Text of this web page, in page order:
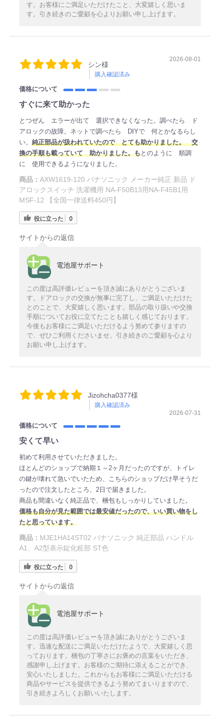
す。お客様にご満足いただけたこと、大変嬉しく思いま
す。引き続きのご愛顧を心よりお願い申し上げます。
シン様
購入確認済み
2026-08-01
価格について
すぐに来て助かった
とつぜん エラーが出て 選択できなくなった。調べたら ド
アロックの故障。ネットで調べたら DIYで 何とかなるらし
い。 純正部品が扱われていたので とても助かりました。 交
換の手順も載っていて 助かりました。もとのように 順調
に 使用できるようになりました。
商品： AXW1619-120 パナソニック メーカー純正 新品 ド
アロックスイッチ 洗濯機用 NA-F50B13用NA-F45B1用
MSF-12 【全国一律送料450円】
役に立った 0
サイトからの返信
電池屋サポート
この度は高評価レビューを頂き誠にありがとうございま
す。ドアロックの交換が無事に完了し、ご満足いただけた
とのことで、大変嬉しく思います。部品の取り扱いや交換
手順についてお役に立てたことも嬉しく感じております。
今後もお客様にご満足いただけるよう努めて参りますの
で、ぜひご利用くださいませ。引き続きのご愛顧を心より
お願い申し上げます。
Jizohcha0377様
購入確認済み
2026-07-31
価格について
安くて早い
初めて利用させていただきました。
ほとんどのショップで納期１～2ヶ月だったのですが、トイレ
の鍵が壊れて急いでいたため、こちらのショップだけ早そうだ
ったので注文したところ、2日で届きました。
商品も間違いなく純正品で、梱包もしっかりしていました。
価格も自分が見た範囲では最安値だったので、いい買い物をし
たと思っています。
商品： MJE1HA14ST02 パナソニック 純正部品 ハンドル
A1、A2型表示錠化粧部 ST色
役に立った 0
サイトからの返信
電池屋サポート
この度は高評価レビューを頂き誠にありがとうございま
す。迅速な配送にご満足いただけたようで、大変嬉しく思
っております。梱包の丁寧さにお褒めの言葉をいただき、
感謝申し上げます。お客様のご期待に添えることができ、
安心いたしました。これからもお客様にご満足いただける
商品やサービスを提供できるよう努めてまいりますので、
引き続きよろしくお願いいたします。